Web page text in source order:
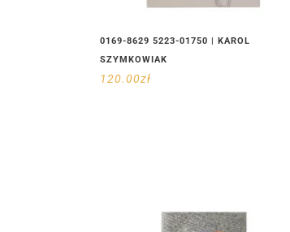
0169-8629 5223-01750 | KAROL
SZYMKOWIAK
120.00zł